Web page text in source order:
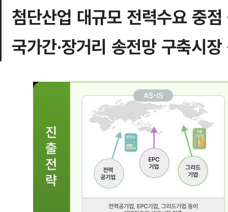
첨단산업 대규모 전력수요 중점
국가간·장거리 송전망 구축시장